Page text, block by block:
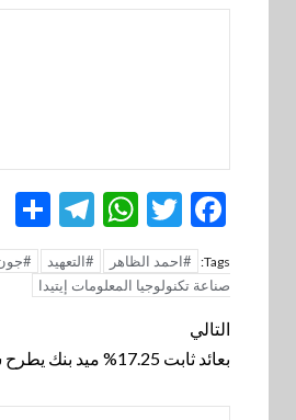
Facebook
Twitter
Tags: #احمد الظاهر #التعهيد
صناعة تكنولوجيا المعلومات إيتيدا
تنقل
المقالة
التالي
بعائد ثابت 17.25% ميد بنك يطرح شهادة MID MASTER الثلاثية